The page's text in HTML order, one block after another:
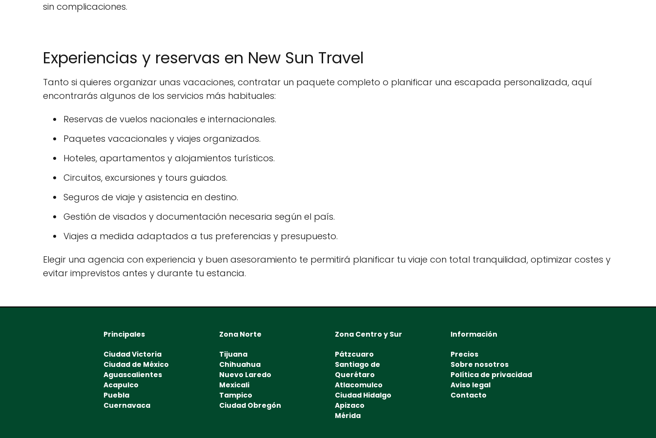
sin complicaciones.
Experiencias y reservas en New Sun Travel
Tanto si quieres organizar unas vacaciones, contratar un paquete completo o planificar una escapada personalizada, aquí
encontrarás algunos de los servicios más habituales:
Reservas de vuelos nacionales e internacionales.
Paquetes vacacionales y viajes organizados.
Hoteles, apartamentos y alojamientos turísticos.
Circuitos, excursiones y tours guiados.
Seguros de viaje y asistencia en destino.
Gestión de visados y documentación necesaria según el país.
Viajes a medida adaptados a tus preferencias y presupuesto.
Elegir una agencia con experiencia y buen asesoramiento te permitirá planificar tu viaje con total tranquilidad, optimizar costes y
evitar imprevistos antes y durante tu estancia.
Principales
Ciudad Victoria
Ciudad de México
Aguascalientes
Acapulco
Puebla
Cuernavaca
Zona Norte
Tijuana
Chihuahua
Nuevo Laredo
Mexicali
Tampico
Ciudad Obregón
Zona Centro y Sur
Pátzcuaro
Santiago de
Querétaro
Atlacomulco
Ciudad Hidalgo
Apizaco
Mérida
Información
Precios
Sobre nosotros
Política de privacidad
Aviso legal
Contacto